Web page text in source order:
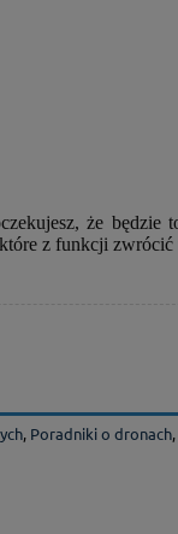
że
z funkcji
, Poradniki o dronach,